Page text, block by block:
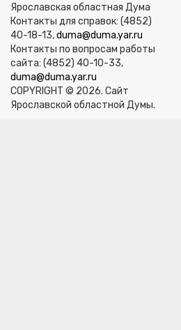
Ярославская областная Дума
Контакты для справок: (4852)
40-18-13,duma@duma.yar.ru
Контакты по вопросам работы
сайта: (4852) 40-10-33,
duma@duma.yar.ru
COPYRIGHT © 2026. Сайт
Ярославской областной Думы.